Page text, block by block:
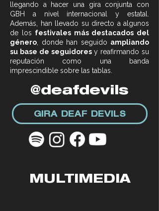
llegando a hacer una gira conjunta con
GBH a nivel internacional y estatal.
Además, han llevado su directo a algunos
de los festivales más destacados del
género , donde han seguido ampliando
su base de seguidoresy reafirmando su
reputación como una banda
imprescindible sobre las tablas.
@deafdevils
GIRA DEAF DEVILS
MULTIMEDIA